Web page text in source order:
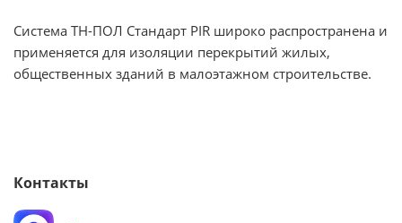
Система ТН-ПОЛ Стандарт PIR широко распространена и
применяется для изоляции перекрытий жилых,
общественных зданий в малоэтажном строительстве.
Контакты